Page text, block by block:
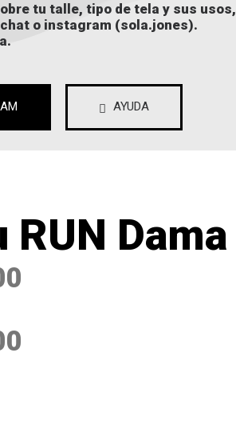
tu talle, tipo de tela y sus usos,
o instagram (sola.jones).
AYUDA
RUN Dama